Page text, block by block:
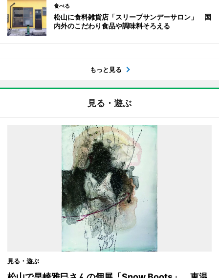
食べる
松山に食料雑貨店「スリープサンデーサロン」 国
内外のこだわり食品や調味料そろえる
もっと見る
見る・遊ぶ
見る・遊ぶ